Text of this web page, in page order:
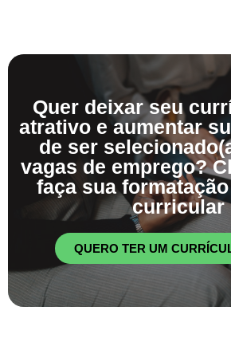
Quer deixar seu
atrativo e aumentar
de ser
vagas de emprego?
faça sua
curricular
QUERO TER UM